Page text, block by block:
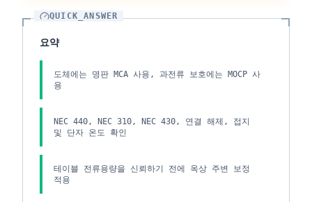
QUICK_ANSWER
요약
도체에는 명판 MCA 사용, 과전류 보호에는 MOCP 사
용
NEC 440, NEC 310, NEC 430, 연결 해제, 접지
및 단자 온도 확인
테이블 전류용량을 신뢰하기 전에 옥상 주변 보정
적용